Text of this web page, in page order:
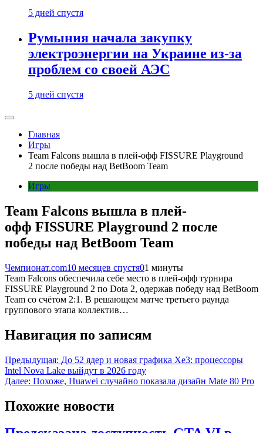
5 дней спустя
Румыния начала закупку
электроэнергии на Украине из-за
проблем со своей АЭС
5 дней спустя
Главная
Игры
Team Falcons вышла в плей-офф FISSURE Playground
2 после победы над BetBoom Team
Игры
Team Falcons вышла в плей-
офф FISSURE Playground 2 после
победы над BetBoom Team
Чемпионат.com10 месяцев спустя01 минуты
Team Falcons обеспечила себе место в плей-офф турнира
FISSURE Playground 2 по Dota 2, одержав победу над BetBoom
Team со счётом 2:1. В решающем матче третьего раунда
группового этапа коллектив…
Навигация по записям
Предыдущая: До 52 ядер и новая графика Xe3: процессоры
Intel Nova Lake выйдут в 2026 году
Далее: Похоже, Huawei случайно показала дизайн Mate 80 Pro
Похожие новости